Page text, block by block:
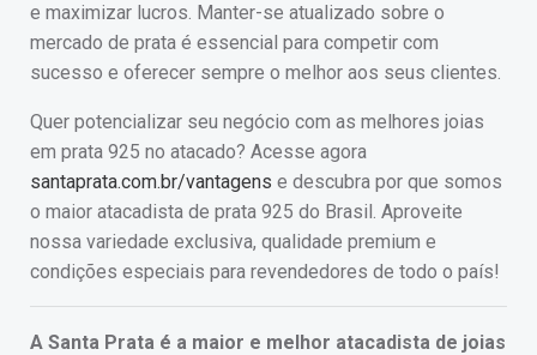
e maximizar lucros. Manter-se atualizado sobre o
mercado de prata é essencial para competir com
sucesso e oferecer sempre o melhor aos seus clientes.
Quer potencializar seu negócio com as melhores joias
em prata 925 no atacado? Acesse agora
santaprata.com.br/vantagens e descubra por que somos
o maior atacadista de prata 925 do Brasil. Aproveite
nossa variedade exclusiva, qualidade premium e
condições especiais para revendedores de todo o país!
A Santa Prata é a maior e melhor atacadista de joias